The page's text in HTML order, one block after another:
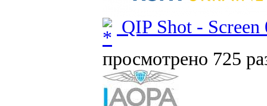
QIP Shot - Screen
просмотрено 725